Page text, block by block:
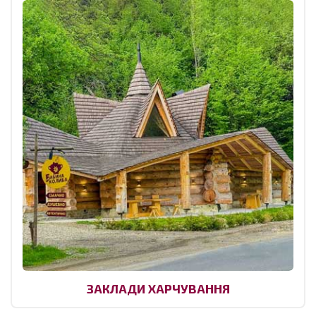
ЗАКЛАДИ ХАРЧУВАННЯ